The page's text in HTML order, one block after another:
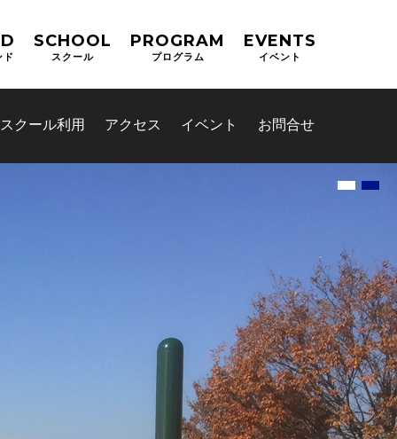
ド
SCHOOL
スクール
PROGRAM
プログラム
EVENTS
イベント
スクール利用 アクセス イベント お問合せ